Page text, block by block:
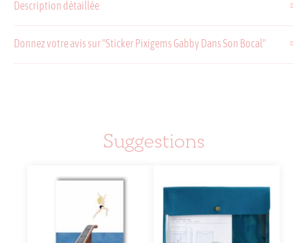
Gabby
Bocal
Description détaillée
Donnez votre avis sur "Sticker Pixigems Gabby Dans Son Bocal"
Suggestions